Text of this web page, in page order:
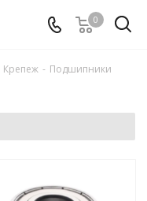
0
Крепеж - Подшипники